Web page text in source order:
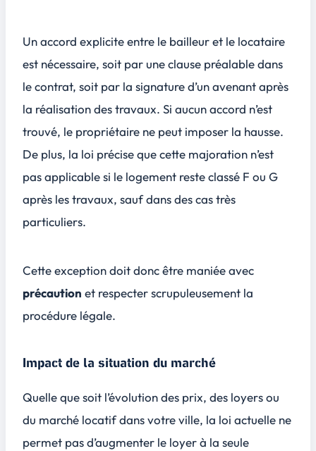
Unaccord expliciteentre le bailleur et le locataire
est nécessaire, soit par une clause préalable dans
le contrat, soit par la signature d’un avenant après
la réalisation des travaux. Si aucun accord n’est
trouvé, le propriétaire ne peut imposer la hausse.
De plus, la loi précise que cette majoration n’est
pas applicable si le logement reste classé F ou G
après les travaux, sauf dans des cas très
particuliers.
Cette exception doit donc être maniée avec
précaution et respecter scrupuleusement la
procédure légale.
Impact de la situation du marché
Quelle que soit l’évolution des prix, des loyers ou
du marché locatif dans votre ville, la loi actuelle ne
permet pas d’augmenter le loyer à la seule